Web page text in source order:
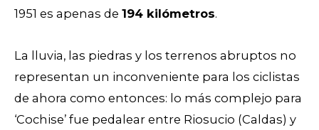
1951 es apenas de 194 kilómetros.
La lluvia, las piedras y los terrenos abruptos no
representan un inconveniente para los ciclistas
de ahora como entonces: lo más complejo para
‘Cochise’ fue pedalear entre Riosucio (Caldas) y